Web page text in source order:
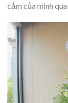
cảm của mình